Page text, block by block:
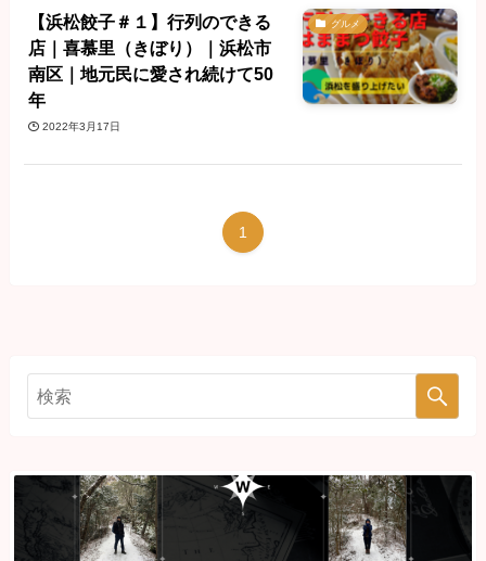
グルメ
【浜松餃子＃１】行列のできる
店｜喜慕里（きぼり）｜浜松市
南区｜地元民に愛され続けて50
年
2022年3月17日
1